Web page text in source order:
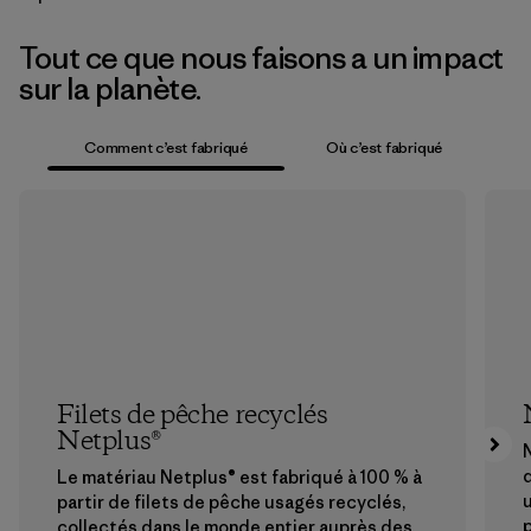
Tout ce que nous faisons a un impact
sur la planète.
Comment c’est fabriqué Où c’est fabriqué
Filets de pêche recyclés
Netplus®
Le matériau Netplus® est fabriqué à 100 % à
partir de filets de pêche usagés recyclés,